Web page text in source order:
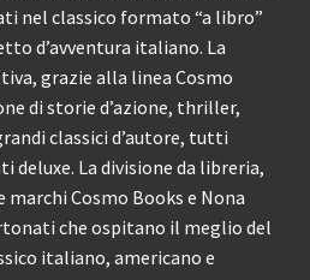
nel classico formato “a libro”
d’avventura italiano. La
grazie alla linea Cosmo
di storie d’azione, thriller,
classici d’autore, tutti
deluxe. La divisione da libreria,
Cosmo Books e Nona
che ospitano il meglio del
italiano, americano e